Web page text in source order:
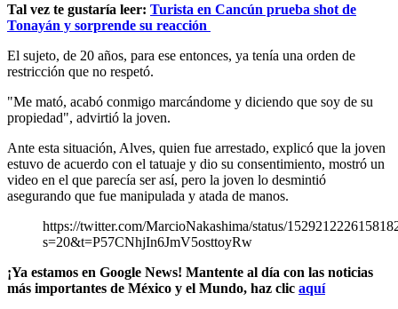
Tal vez te gustaría leer: Turista en Cancún prueba shot de
Tonayán y sorprende su reacción
El sujeto, de 20 años, para ese entonces, ya tenía una orden de
restricción que no respetó.
"Me mató, acabó conmigo marcándome y diciendo que soy de su
propiedad", advirtió la joven.
Ante esta situación, Alves, quien fue arrestado, explicó que la joven
estuvo de acuerdo con el tatuaje y dio su consentimiento, mostró un
video en el que parecía ser así, pero la joven lo desmintió
asegurando que fue manipulada y atada de manos.
https://twitter.com/MarcioNakashima/status/
s=20&t=P57CNhjIn6JmV5osttoyRw
¡Ya estamos en Google News! Mantente al día con las noticias
más importantes de México y el Mundo, haz clic aquí